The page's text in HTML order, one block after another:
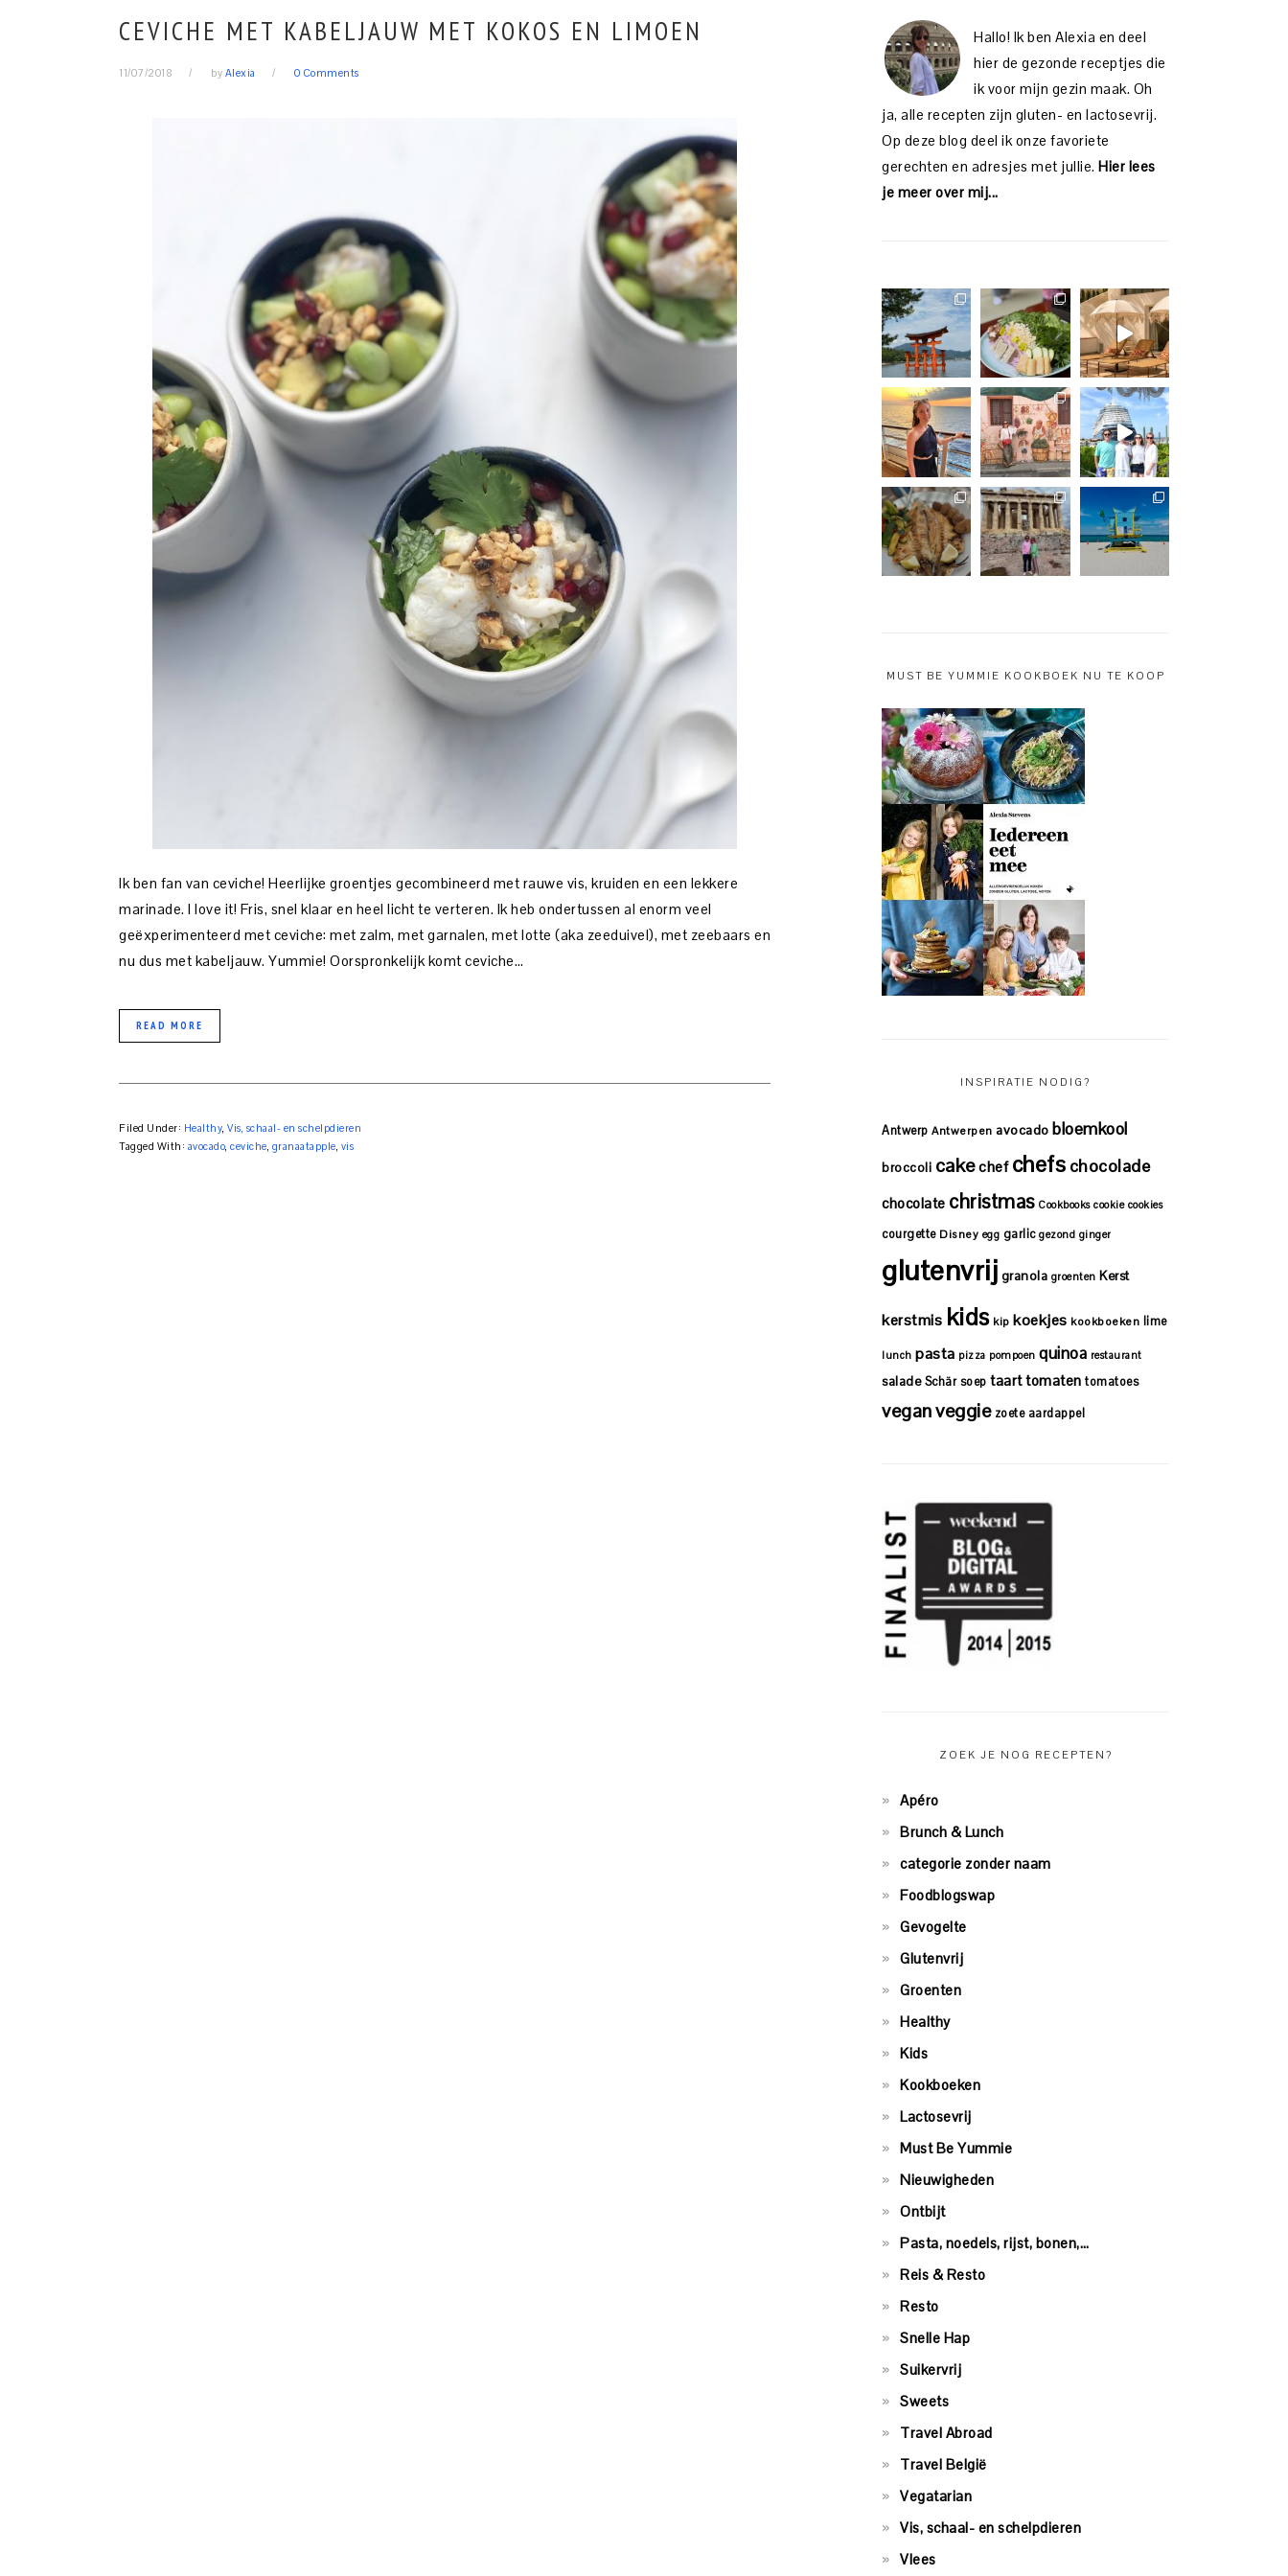
CEVICHE MET KABELJAUW MET KOKOS EN LIMOEN
11/07/2018 by Alexia 0 Comments
Ik ben fan van ceviche! Heerlijke groentjes gecombineerd met rauwe vis, kruiden en een lekkere
marinade. I love it! Fris, snel klaar en heel licht te verteren. Ik heb ondertussen al enorm veel
geëxperimenteerd met ceviche: met zalm, met garnalen, met lotte (aka zeeduivel), met zeebaars en
nu dus met kabeljauw. Yummie! Oorspronkelijk komt ceviche…
READ MORE
Filed Under: Healthy Vis, schaal- en schelpdieren
Tagged With: avocado ceviche granaatapple vis
Hallo! Ik ben Alexia en deel
hier de gezonde receptjes die
ik voor mijn gezin maak. Oh
ja, alle recepten zijn gluten- en lactosevrij.
Op deze blog deel ik onze favoriete
gerechten en adresjes met jullie. Hier lees
je meer over mij...
MUST BE YUMMIE KOOKBOEK NU TE KOOP
INSPIRATIE NODIG?
Antwerp Antwerpen avocado bloemkool
broccoli cakechef chefs chocolade
chocolate christmas Cookbooks cookie cookies
courgette Disney egg garlic gezond ginger
glutenvrij granola groenten Kerst
kerstmis kids kip koekjes kookboeken lime
lunch pasta pizza pompoen quinoa restaurant
salade Schär soep taarttomaten tomatoes
veganveggie zoete aardappel
ZOEK JE NOG RECEPTEN?
Apéro
Brunch & Lunch
categorie zonder naam
Foodblogswap
Gevogelte
Glutenvrij
Groenten
Healthy
Kids
Kookboeken
Lactosevrij
Must Be Yummie
Nieuwigheden
Ontbijt
Pasta, noedels, rijst, bonen,…
Reis & Resto
Resto
Snelle Hap
Suikervrij
Sweets
Travel Abroad
Travel België
Vegatarian
Vis, schaal- en schelpdieren
Vlees